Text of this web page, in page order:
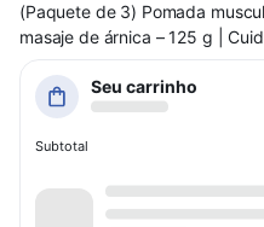
(Paquete de 3) Pomada
masaje de árnica – 125 g |
Seu carrinho
Subtotal